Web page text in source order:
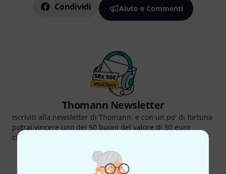
Condividi Aiuto e Commenti
Thomann Newsletter
Iscriviti alla newsletter di Thomann, e con un po' di fortuna
potrai vincere uno dei 50 buoni del valore di 50 euro
ciascuno!
Contributi d'ispirazione
Approfondimenti Thomann